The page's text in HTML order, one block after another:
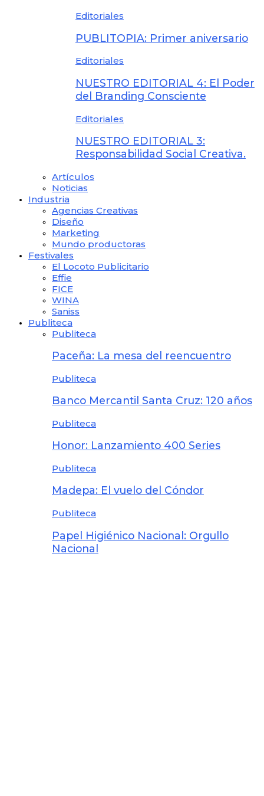
Editoriales
PUBLITOPIA: Primer aniversario
Editoriales
NUESTRO EDITORIAL 4: El Poder
del Branding Consciente
Editoriales
NUESTRO EDITORIAL 3:
Responsabilidad Social Creativa.
Artículos
Noticias
Industria
Agencias Creativas
Diseño
Marketing
Mundo productoras
Festivales
El Locoto Publicitario
Effie
FICE
WINA
Saniss
Publiteca
Publiteca
Paceña: La mesa del reencuentro
Publiteca
Banco Mercantil Santa Cruz: 120 años
Publiteca
Honor: Lanzamiento 400 Series
Publiteca
Madepa: El vuelo del Cóndor
Publiteca
Papel Higiénico Nacional: Orgullo
Nacional